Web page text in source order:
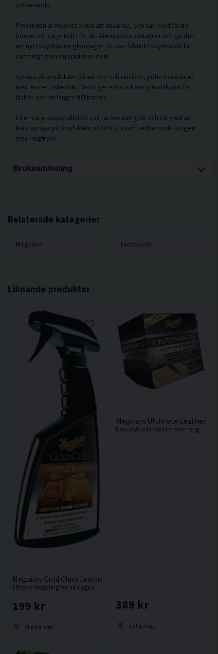
att använda.
Produkten är mycket enkel att använda, och kan med fördel
brukas vid varje tvätt för att återuppliva vaxlagret och ge den
ett nytt skyddande glanslager. Du kan faktiskt skydda din bil
samtidigt som du spolar av den!
Spraya på produkten på en torr och ren lack, polera sedan av
med en ren polerduk. Detta ger ett starkare grundskydd för
lacken och en längre hållbarhet.
Efter varje underhållstvätt så räcker det gott och väl med att
bara spraya på produkten på blöt yta och sedan spola av igen
med högtryck.
Bruksanvisning
Klar! Inte svårare än så.
Relaterade kategorier
Meguiars Lackskydd
Liknande produkter
Meguiars Gold Class Leather Cleaner 473ml Läderrengöring
Effektiv rengöring för all slags skinn och läder.
199 kr
Slut på lager
Meguiars Ultimate Leather
Exklusivt läderbalsam som rengör och skyddar i ett steg.
389 kr
Slut på lager